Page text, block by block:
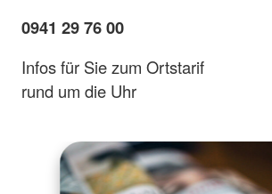
0941 29 76 00
Infos für Sie zum Ortstarif
rund um die Uhr